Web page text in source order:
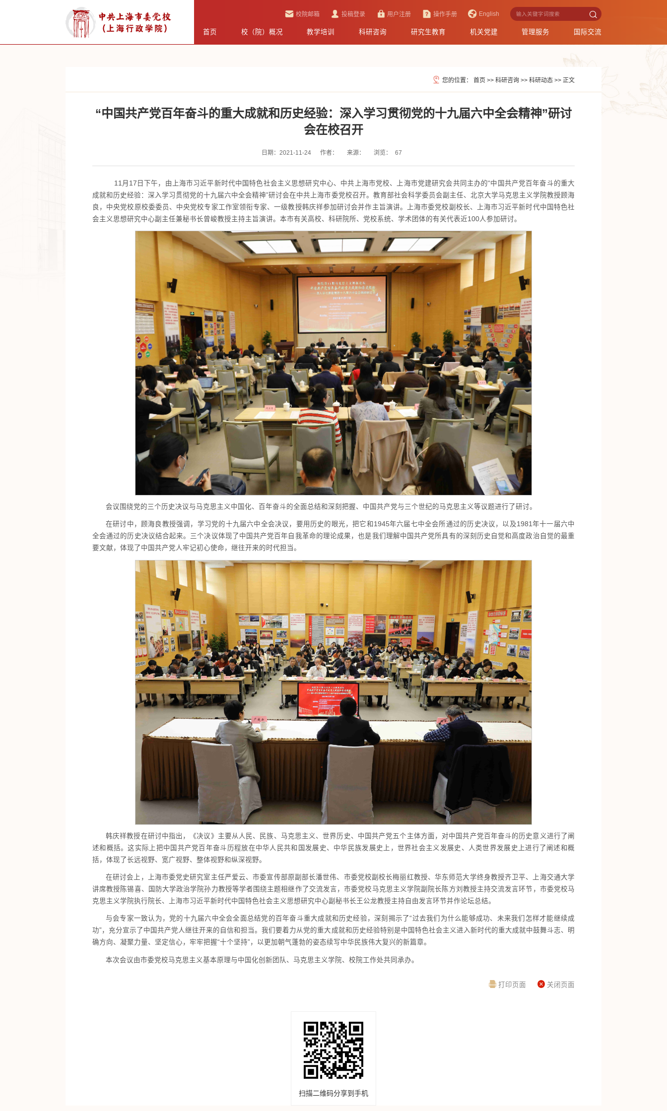
校院邮箱 投稿登录 用户注册 操作手册 English
首页 校（院）概况 教学培训 科研咨询 研究生教育 机关党建 管理服务 国际交流
您的位置： 首页 >> 科研咨询 >> 科研动态 >> 正文
“中国共产党百年奋斗的重大成就和历史经验：深入学习贯彻党的十九届六中全会精神”研讨
会在校召开
日期：2021-11-24 作者： 来源： 浏览： 67
11月17日下午，由上海市习近平新时代中国特色社会主义思想研究中心、中共上海市党校、上海市党建研究会共同主办的“中国共产党百年奋斗的重大
成就和历史经验：深入学习贯彻党的十九届六中全会精神”研讨会在中共上海市委党校召开。教育部社会科学委员会副主任、北京大学马克思主义学院教授顾海
良，中央党校原校委委员、中央党校专家工作室领衔专家、一级教授韩庆祥参加研讨会并作主旨演讲。上海市委党校副校长、上海市习近平新时代中国特色社
会主义思想研究中心副主任兼秘书长曾峻教授主持主旨演讲。本市有关高校、科研院所、党校系统、学术团体的有关代表近100人参加研讨。
会议围绕党的三个历史决议与马克思主义中国化、百年奋斗的全面总结和深刻把握、中国共产党与三个世纪的马克思主义等议题进行了研讨。
在研讨中，顾海良教授强调，学习党的十九届六中全会决议，要用历史的眼光，把它和1945年六届七中全会所通过的历史决议，以及1981年十一届六中
全会通过的历史决议结合起来。三个决议体现了中国共产党百年自我革命的理论成果，也是我们理解中国共产党所具有的深刻历史自觉和高度政治自觉的最重
要文献，体现了中国共产党人牢记初心使命，继往开来的时代担当。
韩庆祥教授在研讨中指出，《决议》主要从人民、民族、马克思主义、世界历史、中国共产党五个主体方面，对中国共产党百年奋斗的历史意义进行了阐
述和概括。这实际上把中国共产党百年奋斗历程放在中华人民共和国发展史、中华民族发展史上，世界社会主义发展史、人类世界发展史上进行了阐述和概
括，体现了长远视野、宽广视野、整体视野和纵深视野。
在研讨会上，上海市委党史研究室主任严爱云、市委宣传部原副部长潘世伟、市委党校副校长梅丽红教授、华东师范大学终身教授齐卫平、上海交通大学
讲席教授陈锡喜、国防大学政治学院孙力教授等学者围绕主题相继作了交流发言，市委党校马克思主义学院副院长陈方刘教授主持交流发言环节，市委党校马
克思主义学院执行院长、上海市习近平新时代中国特色社会主义思想研究中心副秘书长王公龙教授主持自由发言环节并作论坛总结。
与会专家一致认为，党的十九届六中全会全面总结党的百年奋斗重大成就和历史经验，深刻揭示了“过去我们为什么能够成功、未来我们怎样才能继续成
功”，充分宣示了中国共产党人继往开来的自信和担当。我们要着力从党的重大成就和历史经验特别是中国特色社会主义进入新时代的重大成就中鼓舞斗志、明
确方向、凝聚力量、坚定信心，牢牢把握“十个坚持”，以更加朝气蓬勃的姿态续写中华民族伟大复兴的新篇章。
本次会议由市委党校马克思主义基本原理与中国化创新团队、马克思主义学院、校院工作处共同承办。
打印页面 关闭页面
扫描二维码分享到手机